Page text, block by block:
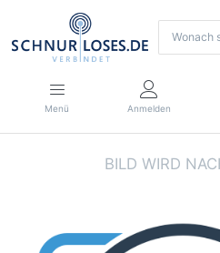
Menü Anmelden